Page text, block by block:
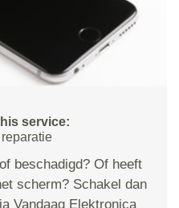
service:
beschadigd? Of heeft
scherm? Schakel dan
Vandaag Elektronica